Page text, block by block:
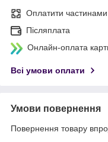
Оплатити частинами
Післяплата
Онлайн-оплата
Всі умови оплати
Умови повернення
Повернення товару